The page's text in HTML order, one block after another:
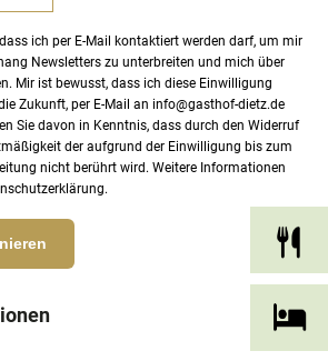
ich per E-Mail kontaktiert werden darf, um mir
Newsletters zu unterbreiten und mich über
Mir ist bewusst, dass ich diese Einwilligung
Zukunft, per E-Mail an info@gasthof-dietz.de
Sie davon in Kenntnis, dass durch den Widerruf
der aufgrund der Einwilligung bis zum
nicht berührt wird. Weitere Informationen
.